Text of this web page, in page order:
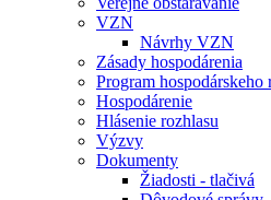
VZN
Návrhy VZN
Zásady hospodárenia
Program
Hospodárenie
Hlásenie rozhlasu
Výzvy
Dokumenty
Žiadosti - tlačivá